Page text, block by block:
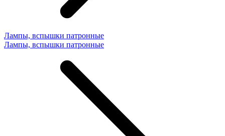
Лампы, вспышки патронные
Лампы, вспышки патронные